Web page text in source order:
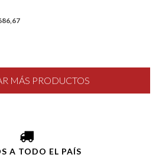
MÁS PRODUCTOS
A TODO EL PAÍS